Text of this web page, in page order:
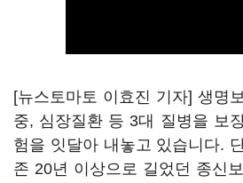
[뉴스토마토 이효진 기자] 생명
중, 심장질환 등 3대 질병을 보
험을 잇달아 내놓고 있습니다.
존 20년 이상으로 길었던 종신